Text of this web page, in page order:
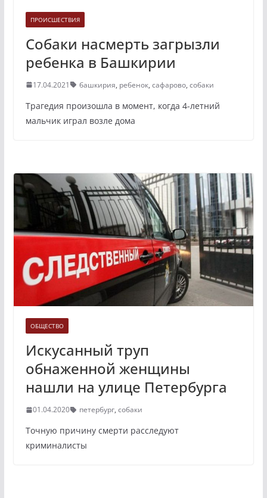
ПРОИСШЕСТВИЯ
Собаки насмерть загрызли
ребенка в Башкирии
17.04.2021 башкирия, ребенок, сафарово, собаки
Трагедия произошла в момент, когда 4-летний
мальчик играл возле дома
ОБЩЕСТВО
Искусанный труп
обнаженной женщины
нашли на улице Петербурга
01.04.2020 петербург, собаки
Точную причину смерти расследуют
криминалисты